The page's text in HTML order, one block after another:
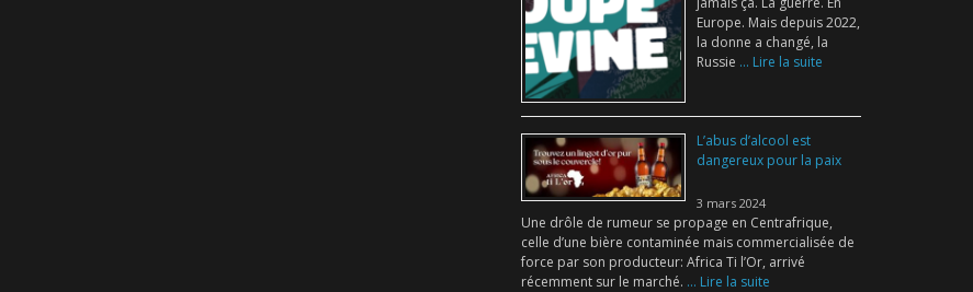
Europe. Mais depuis 2022,
la donne a changé, la
Russie ... Lire la suite
L’abus d’alcool est
dangereux pour la paix
3 mars 2024
Une drôle de rumeur se propage en Centrafrique,
celle d’une bière contaminée mais commercialisée de
force par son producteur: Africa Ti l’Or, arrivé
récemment sur le marché. ... Lire la suite